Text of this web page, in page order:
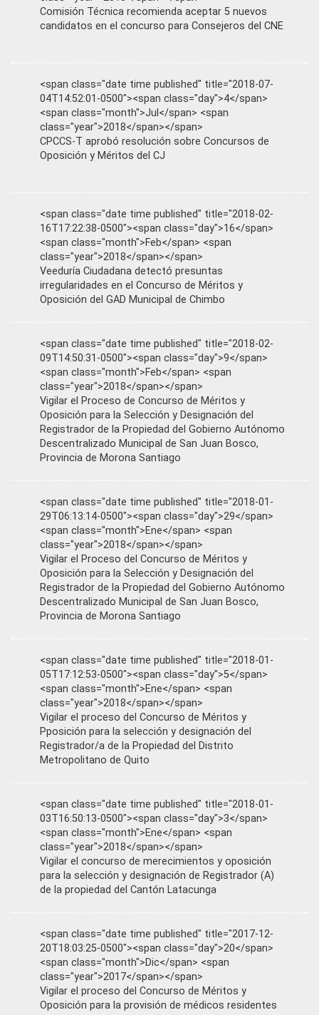
Comisión Técnica recomienda aceptar 5 nuevos
candidatos en el concurso para Consejeros del CNE
<span class="date time published" title="2018-07-
04T14:52:01-0500"><span class="day">4</span>
<span class="month">Jul</span> <span
class="year">2018</span></span>
CPCCS-T aprobó resolución sobre Concursos de
Oposición y Méritos del CJ
<span class="date time published" title="2018-02-
16T17:22:38-0500"><span class="day">16</span>
<span class="month">Feb</span> <span
class="year">2018</span></span>
Veeduría Ciudadana detectó presuntas
irregularidades en el Concurso de Méritos y
Oposición del GAD Municipal de Chimbo
<span class="date time published" title="2018-02-
09T14:50:31-0500"><span class="day">9</span>
<span class="month">Feb</span> <span
class="year">2018</span></span>
Vigilar el Proceso de Concurso de Méritos y
Oposición para la Selección y Designación del
Registrador de la Propiedad del Gobierno Autónomo
Descentralizado Municipal de San Juan Bosco,
Provincia de Morona Santiago
<span class="date time published" title="2018-01-
29T06:13:14-0500"><span class="day">29</span>
<span class="month">Ene</span> <span
class="year">2018</span></span>
Vigilar el Proceso del Concurso de Méritos y
Oposición para la Selección y Designación del
Registrador de la Propiedad del Gobierno Autónomo
Descentralizado Municipal de San Juan Bosco,
Provincia de Morona Santiago
<span class="date time published" title="2018-01-
05T17:12:53-0500"><span class="day">5</span>
<span class="month">Ene</span> <span
class="year">2018</span></span>
Vigilar el proceso del Concurso de Méritos y
Pposición para la selección y designación del
Registrador/a de la Propiedad del Distrito
Metropolitano de Quito
<span class="date time published" title="2018-01-
03T16:50:13-0500"><span class="day">3</span>
<span class="month">Ene</span> <span
class="year">2018</span></span>
Vigilar el concurso de merecimientos y oposición
para la selección y designación de Registrador (A)
de la propiedad del Cantón Latacunga
<span class="date time published" title="2017-12-
20T18:03:25-0500"><span class="day">20</span>
<span class="month">Dic</span> <span
class="year">2017</span></span>
Vigilar el proceso del Concurso de Méritos y
Oposición para la provisión de médicos residentes